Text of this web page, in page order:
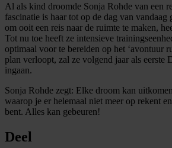
Al als kind droomde Sonja Rohde van een
fascinatie is haar tot op de dag van vandaag
om ooit een reis naar de ruimte te maken,
Tot nu toe heeft ze intensieve
optimaal voor te bereiden op het ‘avontuur
plan verloopt, zal ze volgend jaar als eerste
ingaan.
Sonja Rohde zegt: Elke droom kan
waarop je er helemaal niet meer op rekent
bent. Alles kan gebeuren!
Deel